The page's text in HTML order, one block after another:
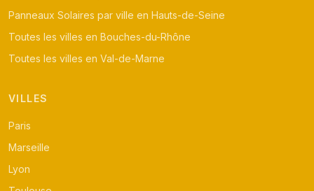
Panneaux Solaires par ville en Hauts-de-Seine
Toutes les villes en Bouches-du-Rhône
Toutes les villes en Val-de-Marne
VILLES
Paris
Marseille
Lyon